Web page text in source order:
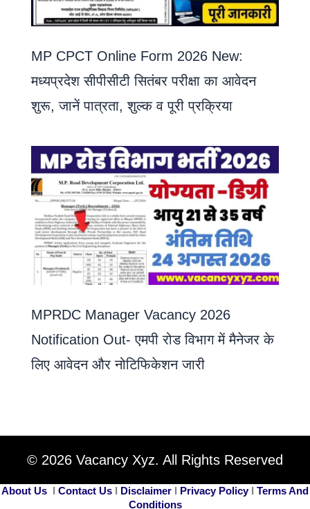
MP CPCT Online Form 2026 New:
मध्यप्रदेश सीपीसीटी सितंबर परीक्षा का आवेदन
शुरू, जानें पात्रता, शुल्क व पूरी प्रक्रिया
MPRDC Manager Vacancy 2026
Notification Out- एमपी रोड विभाग में मैनेजर के
लिए आवेदन और नोटिफिकेशन जारी
© 2026 Vacancy Xyz. All Rights Reserved
About Us I Contact Us I Disclaimer I Privacy PolicyI Terms And
Conditions